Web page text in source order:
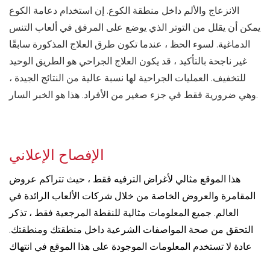
الانزعاج والألم داخل منطقة الكوع. إن استخدام دعامة الكوع
يمكن أن يقلل من التوتر الذي يوضع على المرفق في ألعاب التنس
الدماغية. لسوء الحظ ، عندما تكون طرق العلاج المذكورة سابقًا
غير ناجحة بالتأكيد ، قد يكون العلاج الجراحي هو الطريق الوحيد
للتخفيف. العمليات الجراحية لها نسبة عالية من النتائج الجيدة ،
وهي ضرورية فقط في جزء صغير من الأفراد. هذا هو الخبر السار.
الإفصاح الإعلاني
هذا الموقع مثالي لأغراض الترفيه فقط ، حيث تتراكم عروض
المقامرة والعروض الخاصة من خلال شركات الألعاب الرائدة في
العالم. جميع المعلومات مثالية للنقطة المرجعية فقط ، تذكر
التحقق من صحة المواصفات الشرعية داخل منطقتك ومنطقتك.
عادة لا تستخدم المعلومات الموجودة على هذا الموقع في انتهاك